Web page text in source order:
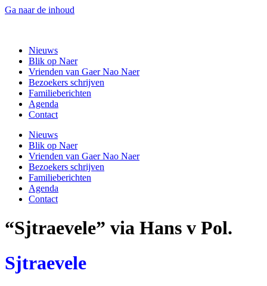
Ga naar de inhoud
Nieuws
Blik op Naer
Vrienden van Gaer Nao Naer
Bezoekers schrijven
Familieberichten
Agenda
Contact
Nieuws
Blik op Naer
Vrienden van Gaer Nao Naer
Bezoekers schrijven
Familieberichten
Agenda
Contact
“Sjtraevele” via Hans v Pol.
Sjtraevele